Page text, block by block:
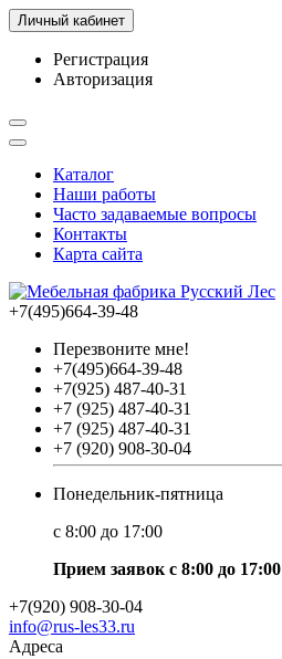
Личный кабинет
Регистрация
Авторизация
Каталог
Наши работы
Часто задаваемые вопросы
Контакты
Карта сайта
+7(495)664-39-48
Перезвоните мне!
+7(495)664-39-48
+7(925) 487-40-31
+7 (925) 487-40-31
+7 (925) 487-40-31
+7 (920) 908-30-04
Понедельник-пятница
с 8:00 до 17:00
Прием заявок с 8:00 до 17:00
+7(920) 908-30-04
info@rus-les33.ru
Адреса